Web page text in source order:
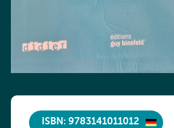
ISBN: 9783141011012